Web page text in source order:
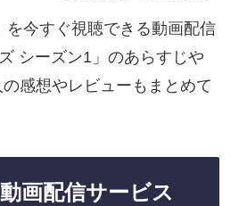
今すぐ視聴できる動画配信
シーズン1」のあらすじや
感想やレビューもまとめて
画配信サービス